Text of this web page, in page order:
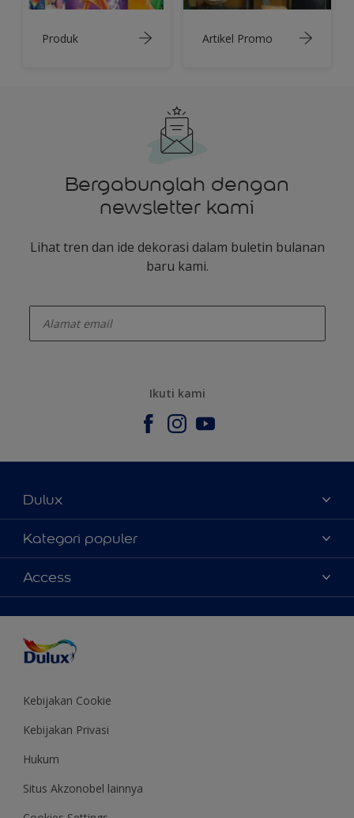
Produk Artikel Promo
Bergabunglah dengan
newsletter kami
Lihat tren dan ide dekorasi dalam buletin bulanan
baru kami.
Ikuti kami
Dulux
Tentang Kami
Contact us
Temukan toko
Kategori populer
Warna
Produk
Inspirasi
Saran Mendekorasi
Colour of the Year
Access
Kebijakan Cookie
Kebijakan Privasi
Hukum
Situs Akzonobel lainnya